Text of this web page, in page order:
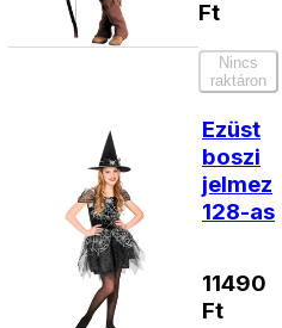
Ft
Nincs
raktáron
Ezüst
boszi
jelmez
128-as
11490
Ft